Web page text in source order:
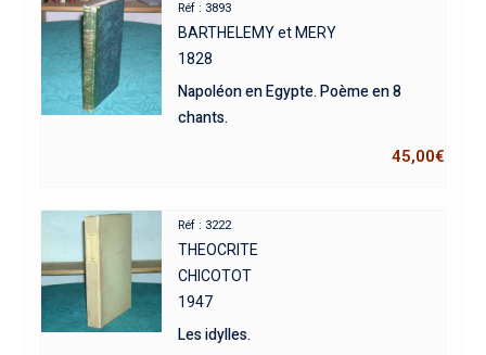
Réf : 3893
BARTHELEMY et MERY
1828
Napoléon en Egypte. Poème en 8
chants.
45,00€
Réf : 3222
THEOCRITE
CHICOTOT
1947
Les idylles.